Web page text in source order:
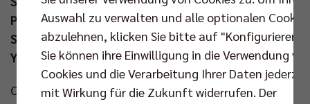
Publikums in der Arena höherschlagen lassen. Das
Spiel wird live bei Dyn und for free bei Twitch &
YouTube übertragen.
Cheftrainer Joel Banks und sein BR Volleys Team
Auswahl zu verwalten und alle optionalen Cookies
abzulehnen, klicken Sie bitte auf "Konfigurieren".
Sie können ihre Einwilligung in die Verwendung
Cookies und die Verarbeitung Ihrer Daten
mit Wirkung für die Zukunft widerrufen. Der